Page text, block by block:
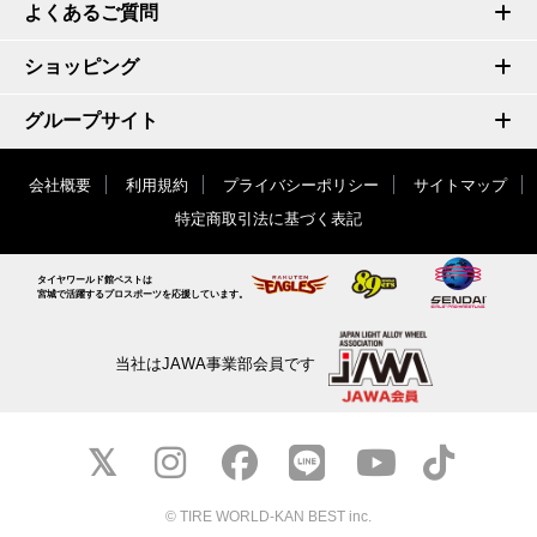
よくあるご質問
ショッピング
グループサイト
会社概要 利用規約 プライバシーポリシー
サイトマップ
特定商取引法に基づく表記
タイヤワールド館ベストは
宮城で活躍するプロスポーツを応援しています。
当社はJAWA事業部会員です
© TIRE WORLD-KAN BEST inc.